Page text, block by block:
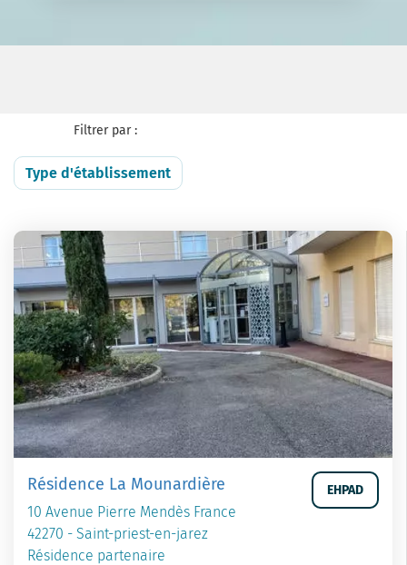
Filtrer par :
Type d'établissement
Résidence La Mounardière
10 Avenue Pierre Mendès France
42270 - Saint-priest-en-jarez
Résidence partenaire
EHPAD